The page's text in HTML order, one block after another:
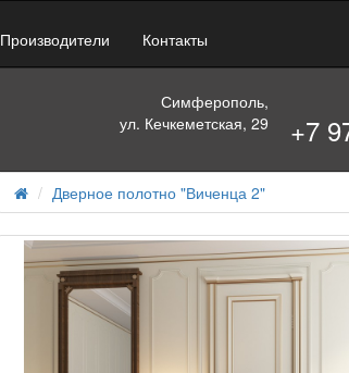
Производители Контакты
Симферополь,
ул. Кечкеметская, 29
+7
Дверное полотно "Виченца 2"